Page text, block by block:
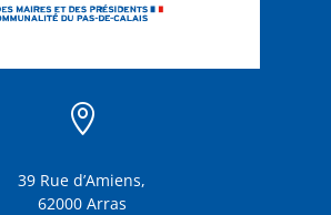

39 Rue d’Amiens,
62000 Arras